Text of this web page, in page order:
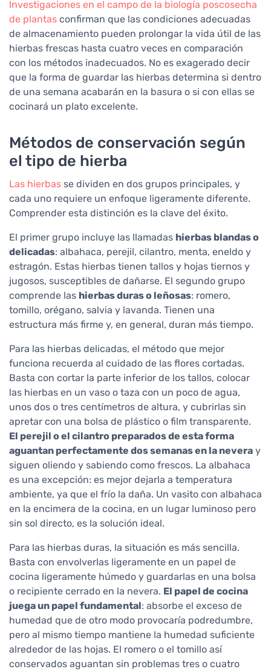
Investigaciones en el campo de la biología poscosecha
de plantas confirman que las condiciones adecuadas
de almacenamiento pueden prolongar la vida útil de las
hierbas frescas hasta cuatro veces en comparación
con los métodos inadecuados. No es exagerado decir
que la forma de guardar las hierbas determina si dentro
de una semana acabarán en la basura o si con ellas se
cocinará un plato excelente.
Métodos de conservación según
el tipo de hierba
Las hierbas se dividen en dos grupos principales, y
cada uno requiere un enfoque ligeramente diferente.
Comprender esta distinción es la clave del éxito.
El primer grupo incluye las llamadas hierbas blandas o
delicadas: albahaca, perejil, cilantro, menta, eneldo y
estragón. Estas hierbas tienen tallos y hojas tiernos y
jugosos, susceptibles de dañarse. El segundo grupo
comprende las hierbas duras o leñosas: romero,
tomillo, orégano, salvia y lavanda. Tienen una
estructura más firme y, en general, duran más tiempo.
Para las hierbas delicadas, el método que mejor
funciona recuerda al cuidado de las flores cortadas.
Basta con cortar la parte inferior de los tallos, colocar
las hierbas en un vaso o taza con un poco de agua,
unos dos o tres centímetros de altura, y cubrirlas sin
apretar con una bolsa de plástico o film transparente.
El perejil o el cilantro preparados de esta forma
aguantan perfectamente dos semanas en la nevera y
siguen oliendo y sabiendo como frescos. La albahaca
es una excepción: es mejor dejarla a temperatura
ambiente, ya que el frío la daña. Un vasito con albahaca
en la encimera de la cocina, en un lugar luminoso pero
sin sol directo, es la solución ideal.
Para las hierbas duras, la situación es más sencilla.
Basta con envolverlas ligeramente en un papel de
cocina ligeramente húmedo y guardarlas en una bolsa
o recipiente cerrado en la nevera. El papel de cocina
juega un papel fundamental: absorbe el exceso de
humedad que de otro modo provocaría podredumbre,
pero al mismo tiempo mantiene la humedad suficiente
alrededor de las hojas. El romero o el tomillo así
conservados aguantan sin problemas tres o cuatro